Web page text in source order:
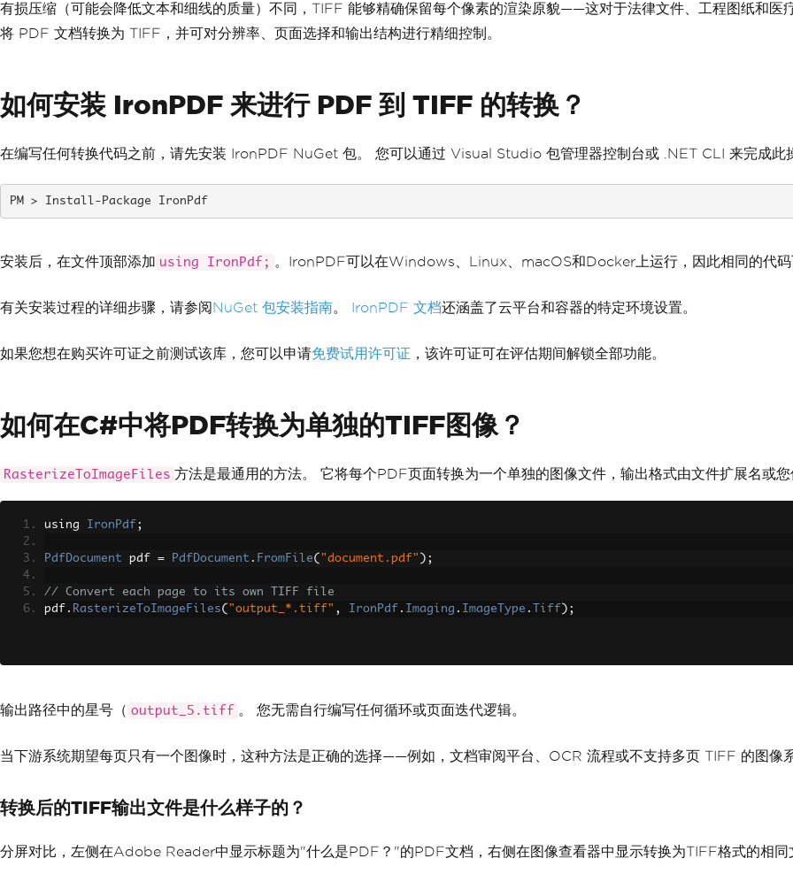
有损压缩（可能会降低文本和细线的质量）不同，TIFF 能够精确保留每个像素的渲染原貌——这对于法律文件、工程图纸和医
将 PDF 文档转换为 TIFF，并可对分辨率、页面选择和输出结构进行精细控制。
如何安装 IronPDF 来进行 PDF 到 TIFF 的转换？
在编写任何转换代码之前，请先安装 IronPDF NuGet 包。 您可以通过 Visual Studio 包管理器控制台或 .NET CLI 来完成此
Install-Package IronPdf
安装后，在文件顶部添加 using IronPdf; 。IronPDF可以在Windows、Linux、macOS和Docker上运行，因此相同的代码
有关安装过程的详细步骤，请参阅NuGet 包安装指南。 IronPDF 文档还涵盖了云平台和容器的特定环境设置。
如果您想在购买许可证之前测试该库，您可以申请免费试用许可证 ，该许可证可在评估期间解锁全部功能。
如何在C#中将PDF转换为单独的TIFF图像？
RasterizeToImageFiles 方法是最通用的方法。 它将每个PDF页面转换为一个单独的图像文件，输出格式由文件扩展名或您
using IronPdf ;
PdfDocument pdf = PdfDocument . FromFile( "document.pdf" );
// Convert each page to its own TIFF file
pdf . RasterizeToImageFiles( "output_*.tiff" , IronPdf . Imaging . ImageType . Tiff );
输出路径中的星号（ output_5.tiff 。 您无需自行编写任何循环或页面迭代逻辑。
当下游系统期望每页只有一个图像时，这种方法是正确的选择——例如，文档审阅平台、OCR 流程或不支持多页 TIFF 的图像系
转换后的TIFF输出文件是什么样子的？
分屏对比，左侧在Adobe Reader中显示标题为"什么是PDF？"的PDF文档，右侧在图像查看器中显示转换为TIFF格式的相同